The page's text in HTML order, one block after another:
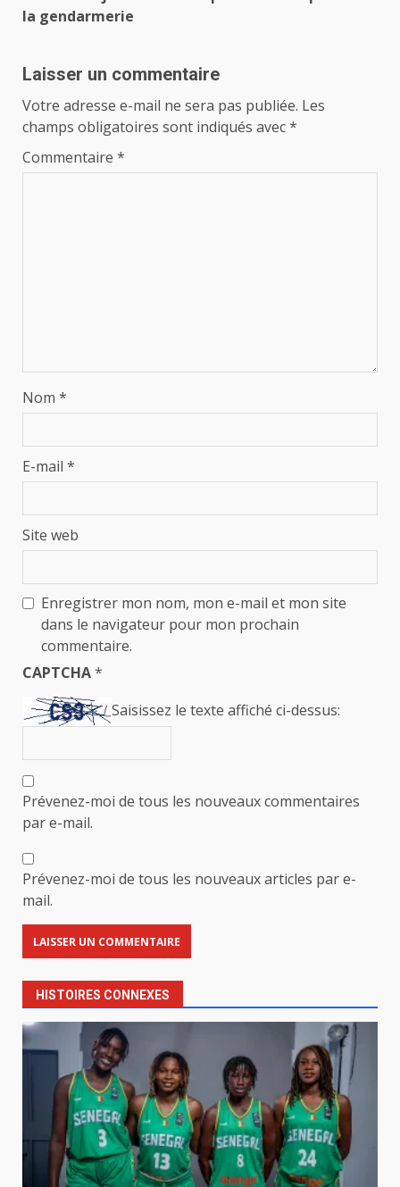
la gendarmerie
Laisser un commentaire
Votre adresse e-mail ne sera pas publiée. Les
champs obligatoires sont indiqués avec*
Commentaire *
Nom *
E-mail *
Site web
Enregistrer mon nom, mon e-mail et mon site
dans le navigateur pour mon prochain
commentaire.
CAPTCHA*
Saisissez le texte affiché ci-dessus:
Prévenez-moi de tous les nouveaux commentaires
par e-mail.
Prévenez-moi de tous les nouveaux articles par e-
mail.
HISTOIRES CONNEXES